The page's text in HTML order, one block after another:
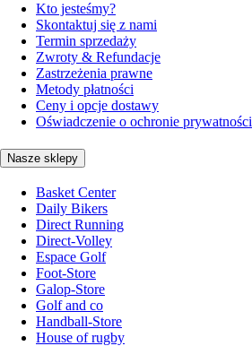
Kto jesteśmy?
Skontaktuj się z nami
Termin sprzedaży
Zwroty & Refundacje
Zastrzeżenia prawne
Metody płatności
Ceny i opcje dostawy
Oświadczenie o ochronie prywatności
Nasze sklepy
Basket Center
Daily Bikers
Direct Running
Direct-Volley
Espace Golf
Foot-Store
Galop-Store
Golf and co
Handball-Store
House of rugby